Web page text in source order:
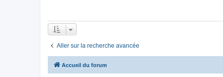
Aller sur la recherche avancée
Accueil du forum